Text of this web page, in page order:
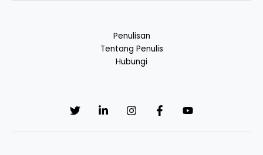
Penulisan
Tentang Penulis
Hubungi